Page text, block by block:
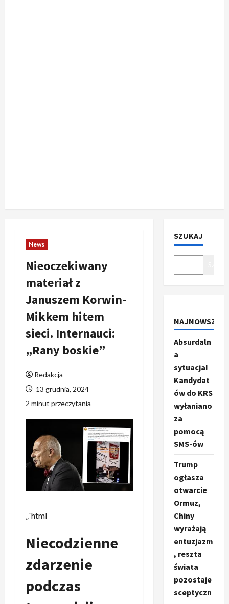
News
Nieoczekiwany
materiał z
Januszem Korwin-
Mikkem hitem
sieci. Internauci:
„Rany boskie”
Redakcja
13 grudnia, 2024
2 minut przeczytania
„`html
Niecodzienne
zdarzenie
podczas
SZUKAJ
NAJNOWSZE
Absurdaln
a
sytuacja!
Kandydat
ów do KRS
wyłaniano
za
pomocą
SMS-ów
Trump
ogłasza
otwarcie
Ormuz,
Chiny
wyrażają
entuzjazm
, reszta
świata
pozostaje
sceptyczn